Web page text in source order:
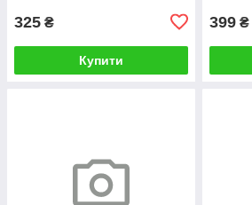
325 ₴
Купити
399 ₴